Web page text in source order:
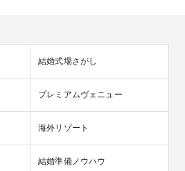
結婚式場さがし
プレミアムヴェニュー
海外リゾート
結婚準備ノウハウ